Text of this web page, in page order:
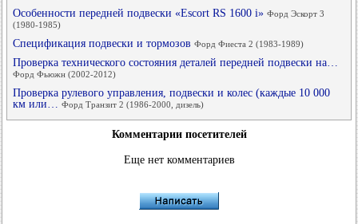
Особенности передней подвески «Escort RS 1600 i» Форд Эскорт 3
(1980-1985)
Спецификация подвески и тормозов Форд Фиеста 2 (1983-1989)
Проверка технического состояния деталей передней подвески на…
Форд Фьюжн (2002-2012)
Проверка рулевого управления, подвески и колес (каждые 10 000
км или… Форд Транзит 2 (1986-2000, дизель)
Комментарии посетителей
Еще нет комментариев